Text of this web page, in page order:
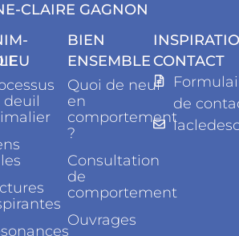
CLAIRE GAGNON
deuil
BIEN
ENSEMBLE
Quoi de neuf
en
comportement
?
Consultation
de
comportement
Ouvrages
CONTACT
de